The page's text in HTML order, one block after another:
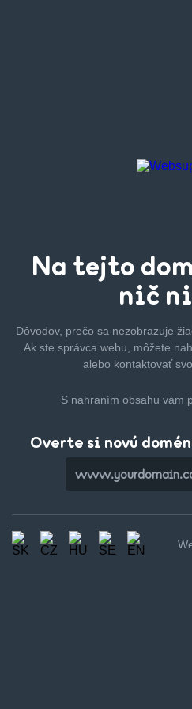
Na tejto
nič
Dôvodov, prečo sa nezobrazuje
Ak ste správca webu, môžete
alebo kontaktovať
S nahraním obsahu vám
Overte si novú